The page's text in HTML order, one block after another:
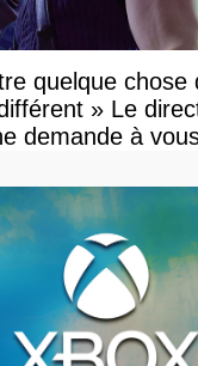
quelque chose
» Le
demande à